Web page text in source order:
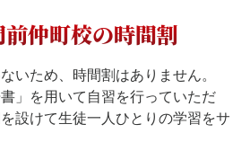
仲町校の時間割
いため、時間割はありません。
」を用いて自習を行っていただ
設けて生徒一人ひとりの学習をサ